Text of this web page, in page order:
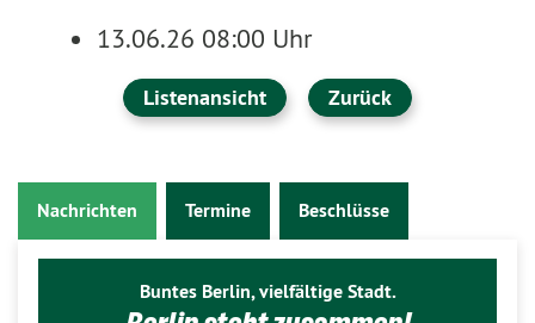
13.06.26 08:00 Uhr
Listenansicht Zurück
Nachrichten Termine Beschlüsse
Buntes Berlin, vielfältige Stadt.